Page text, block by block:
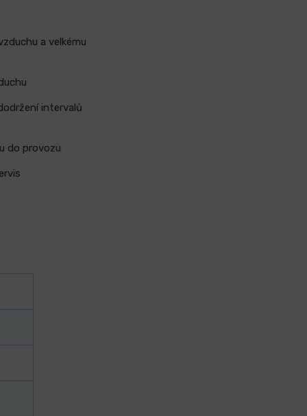
a velkému
intervalů
do provozu